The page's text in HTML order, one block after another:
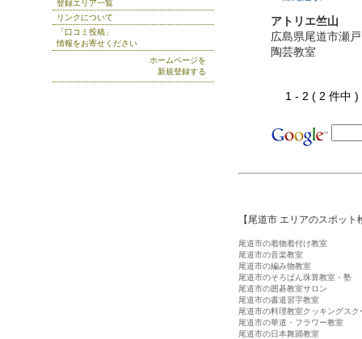
アトリエ竺山
広島県尾道市瀬
陶芸教室
1 - 2 ( 2 件
【尾道市 エリアのスポット
尾道市の着物着付け教室
尾道市の音楽教室
尾道市の編み物教室
尾道市のそろばん珠算教室・塾
尾道市の囲碁教室サロン
尾道市の書道習字教室
尾道市の料理教室クッキングスク
尾道市の華道・フラワー教室
尾道市の日本舞踊教室
登録エリア一覧
リンクについて
「口コミ投稿」
情報をお寄せください
ホームページを
新規登録する